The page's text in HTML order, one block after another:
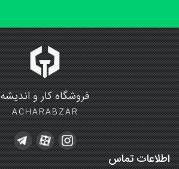
فروشگاه کار و اندیشه
ACHARABZAR
اطلاعات تماس